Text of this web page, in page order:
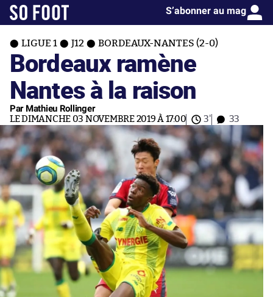
S’abonner au mag
LIGUE 1 J12 BORDEAUX-NANTES (2-0)
Bordeaux ramène
Nantes à la raison
Par Mathieu Rollinger
LE DIMANCHE 03 NOVEMBRE 2019 À 17:00 3' 33